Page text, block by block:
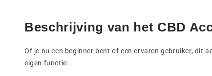
Beschrijving van het CBD
Of je nu een beginner bent of een ervaren gebruiker, dit
eigen functie: